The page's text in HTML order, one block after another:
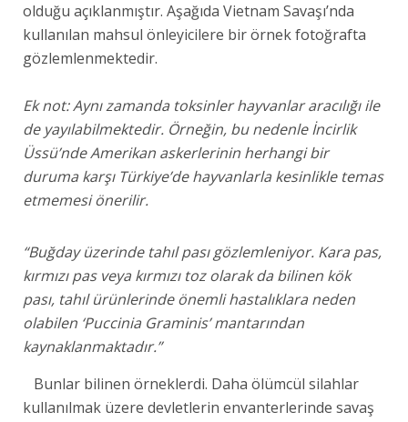
olduğu açıklanmıştır. Aşağıda Vietnam Savaşı’nda
kullanılan mahsul önleyicilere bir örnek fotoğrafta
gözlemlenmektedir.
Ek not: Aynı zamanda toksinler hayvanlar aracılığı ile
de yayılabilmektedir. Örneğin, bu nedenle İncirlik
Üssü’nde Amerikan askerlerinin herhangi bir
duruma karşı Türkiye’de hayvanlarla kesinlikle temas
etmemesi önerilir.
“Buğday üzerinde tahıl pası gözlemleniyor. Kara pas,
kırmızı pas veya kırmızı toz olarak da bilinen kök
pası, tahıl ürünlerinde önemli hastalıklara neden
olabilen ‘Puccinia Graminis’ mantarından
kaynaklanmaktadır.”
Bunlar bilinen örneklerdi. Daha ölümcül silahlar
kullanılmak üzere devletlerin envanterlerinde savaş